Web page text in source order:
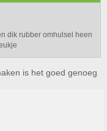
dik rubber omhulsel heen
is het goed genoeg